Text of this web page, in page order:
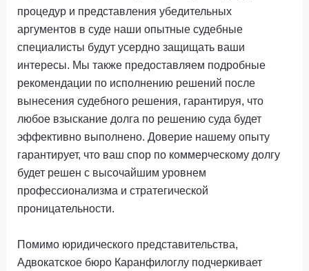
процедур и представления убедительных
аргументов в суде наши опытные судебные
специалисты будут усердно защищать ваши
интересы. Мы также предоставляем подробные
рекомендации по исполнению решений после
вынесения судебного решения, гарантируя, что
любое взыскание долга по решению суда будет
эффективно выполнено. Доверие нашему опыту
гарантирует, что ваш спор по коммерческому долгу
будет решен с высочайшим уровнем
профессионализма и стратегической
проницательности.
Помимо юридического представительства,
Адвокатское бюро Каранфилоглу подчеркивает